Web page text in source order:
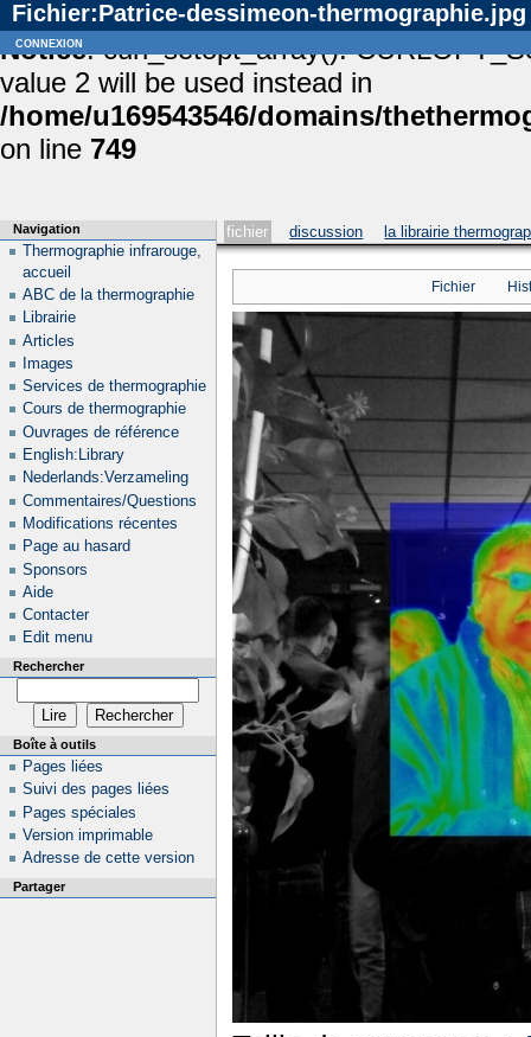
Notice: curl_setopt_array():
value 2 will be used instead in
/home/u169543546/domains/
on line 749
Fichier:Patrice-dessimeon-thermographie.jpg
fichier discussion la librairie
Fichier
Navigation
Thermographie infrarouge,
accueil
ABC de la thermographie
Librairie
Articles
Images
Services de thermographie
Cours de thermographie
Ouvrages de référence
English:Library
Nederlands:Verzameling
Commentaires/Questions
Modifications récentes
Page au hasard
Sponsors
Aide
Contacter
Edit menu
Rechercher
Boîte à outils
Pages liées
Suivi des pages liées
Pages spéciales
Version imprimable
Adresse de cette version
Partager
connexion